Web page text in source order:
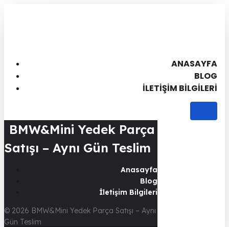
ANASAYFA
BLOG
İLETIŞIM BILGILERI
BMW&Mini Yedek Parça
Satışı – Aynı Gün Teslim
Anasayfa
Blog
İletişim Bilgileri
© 2026 BMW&Mini Yedek Parça Satışı – Aynı
Gün Teslim